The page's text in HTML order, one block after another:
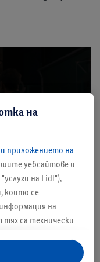
на
приложението на
уебсайтове и
на Lidl"),
които се
на
са технически
данни или за